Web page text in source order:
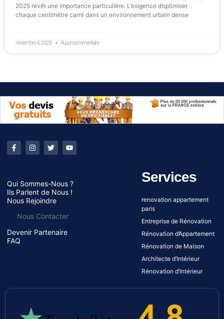
2025 revêt une importance particulière. L’exigence d’optimiser
chaque centimètre carré dans un environnement urbain dense
novembre 4, 2025 Aucun commentaire
Qui Sommes-Nous ?
Ils Parlent de Nous !
Nous Rejoindre
Nous Contacter
Devenir Partenaire
FAQ
Services
renovation appartement
paris
Entreprise de Rénovation
Rénovation d’Appartement
Rénovation de Maison
Architecte d’Intérieur
Rénovation d’Intérieur